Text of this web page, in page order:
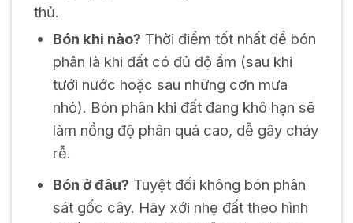
thủ.
Bón khi nào? Thời điểm tốt nhất để bón
phân là khi đất có đủ độ ẩm (sau khi
tưới nước hoặc sau những cơn mưa
nhỏ). Bón phân khi đất đang khô hạn sẽ
làm nồng độ phân quá cao, dễ gây cháy
rễ.
Bón ở đâu? Tuyệt đối không bón phân
sát gốc cây. Hãy xới nhẹ đất theo hình